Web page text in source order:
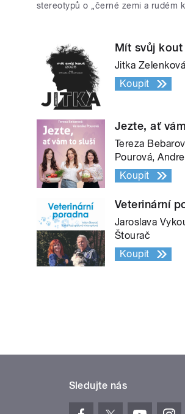
stereotypů o „černé zemi a rudém
Mít svůj kout
Jitka Zelenková
Koupit
Jezte, ať
Tereza
Pourová,
Koupit
Veterinární
Jaroslava
Štourač
Koupit
Sledujte nás